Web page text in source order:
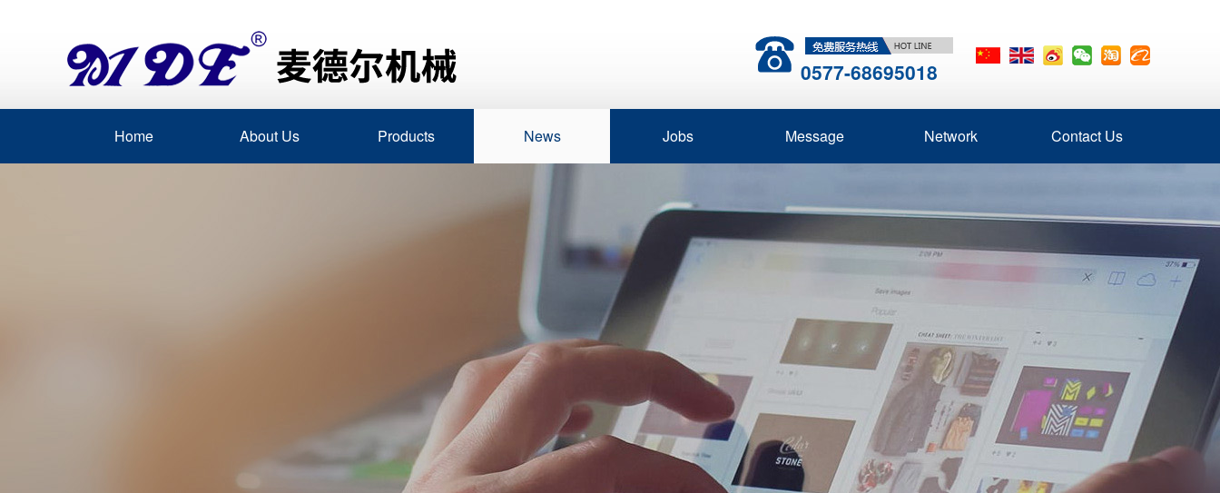
0577-68695018
Home About Us Products News Jobs Message Network Contact Us